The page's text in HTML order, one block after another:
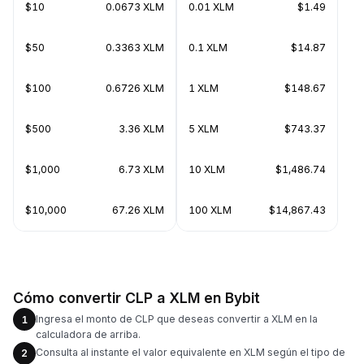
$10 0.0673 XLM
$50 0.3363 XLM
$100 0.6726 XLM
$500 3.36 XLM
$1,000 6.73 XLM
$10,000 67.26 XLM
0.01 XLM $1.49
0.1 XLM $14.87
1 XLM $148.67
5 XLM $743.37
10 XLM $1,486.74
100 XLM $14,867.43
Cómo convertir CLP a XLM en Bybit
1
Ingresa el monto de CLP que deseas convertir a XLM en la
calculadora de arriba.
2
Consulta al instante el valor equivalente en XLM según el tipo de